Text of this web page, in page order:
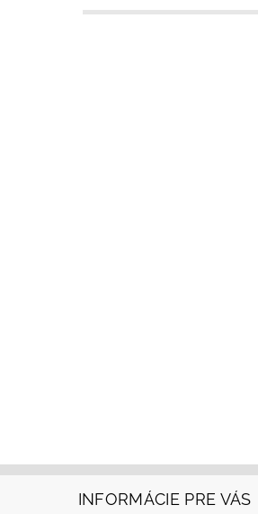
INFORMÁCIE PRE VÁS